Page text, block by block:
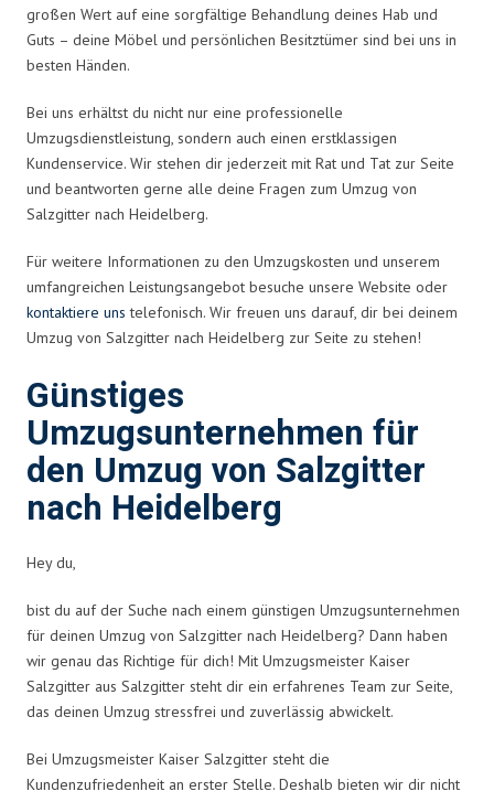
großen Wert auf eine sorgfältige Behandlung deines Hab und
Guts – deine Möbel und persönlichen Besitztümer sind bei uns in
besten Händen.
Bei uns erhältst du nicht nur eine professionelle
Umzugsdienstleistung, sondern auch einen erstklassigen
Kundenservice. Wir stehen dir jederzeit mit Rat und Tat zur Seite
und beantworten gerne alle deine Fragen zum Umzug von
Salzgitter nach Heidelberg.
Für weitere Informationen zu den Umzugskosten und unserem
umfangreichen Leistungsangebot besuche unsere Website oder
kontaktiere uns telefonisch. Wir freuen uns darauf, dir bei deinem
Umzug von Salzgitter nach Heidelberg zur Seite zu stehen!
Günstiges
Umzugsunternehmen für
den Umzug von Salzgitter
nach Heidelberg
Hey du,
bist du auf der Suche nach einem günstigen Umzugsunternehmen
für deinen Umzug von Salzgitter nach Heidelberg? Dann haben
wir genau das Richtige für dich! Mit Umzugsmeister Kaiser
Salzgitter aus Salzgitter steht dir ein erfahrenes Team zur Seite,
das deinen Umzug stressfrei und zuverlässig abwickelt.
Bei Umzugsmeister Kaiser Salzgitter steht die
Kundenzufriedenheit an erster Stelle. Deshalb bieten wir dir nicht